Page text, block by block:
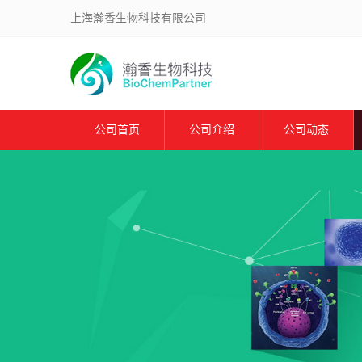
上海瀚香生物科技有限公司
公司首页 公司介绍 公司动态